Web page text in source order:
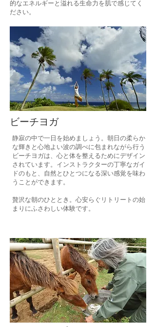
的なエネルギーと溢れる生命力を肌で感じてく
ださい。
ビーチヨガ
静寂の中で一日を始めましょう。朝日の柔らか
な輝きと心地よい波の調べに包まれながら行う
ビーチヨガは、心と体を整えるためにデザイン
されています。インストラクターの丁寧なガイ
ドのもと、自然とひとつになる深い感覚を味わ
うことができます。
贅沢な朝のひととき。心安らぐリトリートの始
まりにふさわしい体験です。